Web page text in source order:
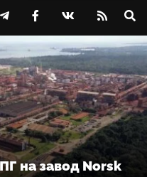
   
на завод Norsk